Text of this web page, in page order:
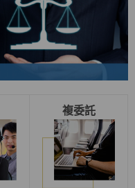
複委託